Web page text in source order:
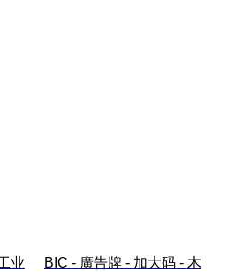
业
BIC - 廣告牌 - 加大码 - 木